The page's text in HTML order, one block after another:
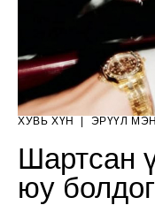
ХУВЬ ХҮН | ЭРҮҮЛ
Шартсан
юу